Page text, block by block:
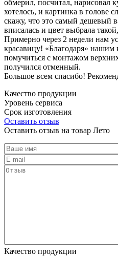
обмерил, посчитал, нарисовал
хотелось, и картинка в голове
скажу, что это самый дешевый
вписалась и цвет выбрала
Примерно через 2 недели нам
красавицу! «Благодаря»
помучиться с монтажом
получился отменный.
Большое всем спасибо!
Качество продукции
Уровень сервиса
Срок изготовления
Оставить отзыв
Оставить отзыв на товар Лето
Качество продукции